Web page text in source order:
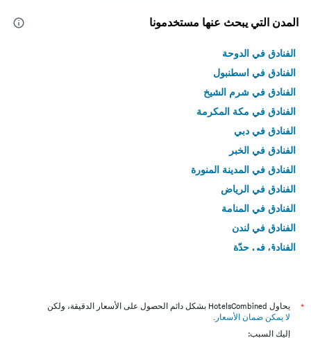
المدن التي يبحث عنها مستخدمونا
الفنادق في الدوحة
الفنادق في اسطنبول
الفنادق في شرم الشيخ
الفنادق في مكة المكرمة
الفنادق في دبي
الفنادق في الخبر
الفنادق في المدينة المنورة
الفنادق في الرياض
الفنادق في المنامة
الفنادق في لندن
الفنادق في جدّة
*
يحاول HotelsCombined بشكل دائم الحصول على الأسعار الدقيقة، ولكن
لا يمكن ضمان الأسعار .
إليك السبب: